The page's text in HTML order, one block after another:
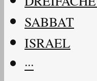
SABBAT
ISRAEL
···